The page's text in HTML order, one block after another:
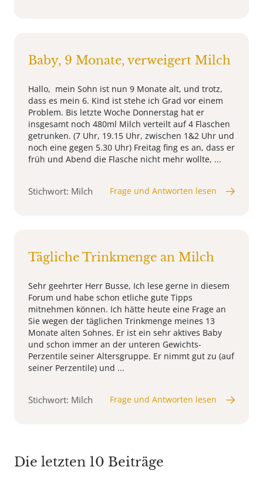
Baby, 9 Monate, verweigert Milch
Hallo, mein Sohn ist nun 9 Monate alt, und trotz,
dass es mein 6. Kind ist stehe ich Grad vor einem
Problem. Bis letzte Woche Donnerstag hat er
insgesamt noch 480ml Milch verteilt auf 4 Flaschen
getrunken. (7 Uhr, 19.15 Uhr, zwischen 1&2 Uhr und
noch eine gegen 5.30 Uhr) Freitag fing es an, dass er
früh und Abend die Flasche nicht mehr wollte, ...
Stichwort: Milch Frage und Antworten lesen
Tägliche Trinkmenge an Milch
Sehr geehrter Herr Busse, Ich lese gerne in diesem
Forum und habe schon etliche gute Tipps
mitnehmen können. Ich hätte heute eine Frage an
Sie wegen der täglichen Trinkmenge meines 13
Monate alten Sohnes. Er ist ein sehr aktives Baby
und schon immer an der unteren Gewichts-
Perzentile seiner Altersgruppe. Er nimmt gut zu (auf
seiner Perzentile) und ...
Stichwort: Milch Frage und Antworten lesen
Die letzten 10 Beiträge